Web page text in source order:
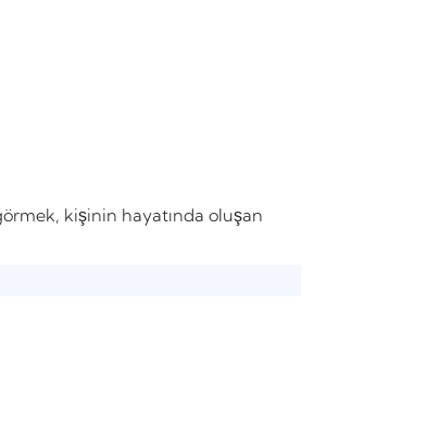
kişinin hayatında oluşan